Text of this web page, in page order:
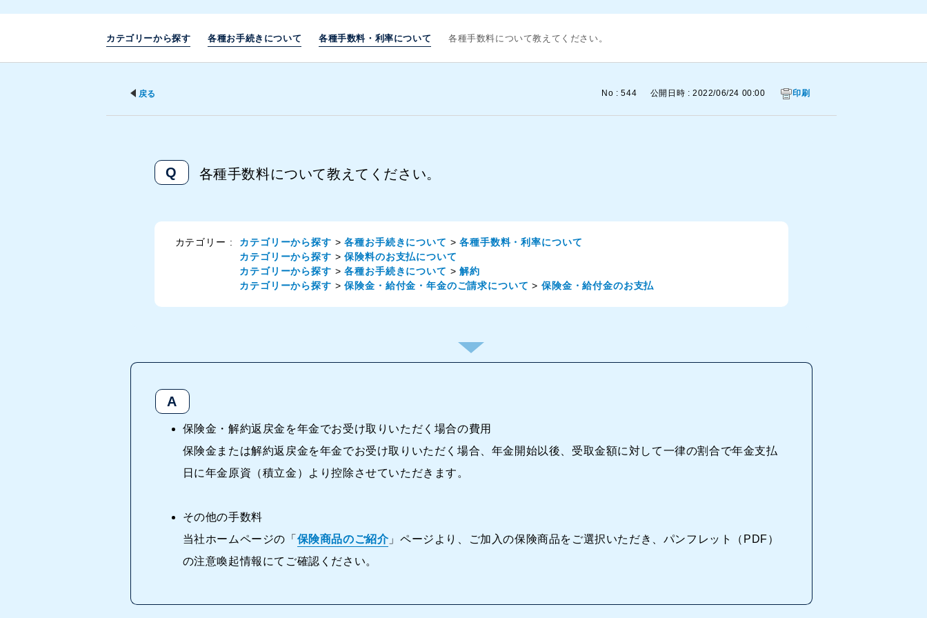
カテゴリーから探す 各種お手続きについて 各種手数料・利率について 各種手数料について教えてください。
戻る No : 544 公開日時 : 2022/06/24 00:00 印刷
各種手数料について教えてください。
カテゴリー : カテゴリーから探す >各種お手続きについて >各種手数料・利率について
カテゴリーから探す >保険料のお支払について
カテゴリーから探す >各種お手続きについて >解約
カテゴリーから探す >保険金・給付金・年金のご請求について > 保険金・給付金のお支払
保険金・解約返戻金を年金でお受け取りいただく場合の費用
保険金または解約返戻金を年金でお受け取りいただく場合、年金開始以後、受取金額に対して一律の割合で年金支払
日に年金原資（積立金）より控除させていただきます。
その他の手数料
当社ホームページの「 保険商品のご紹介」ページより、ご加入の保険商品をご選択いただき、パンフレット（PDF）
の注意喚起情報にてご確認ください。